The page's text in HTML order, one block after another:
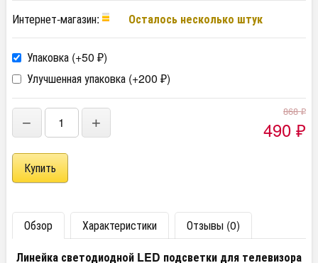
Интернет-магазин:
Осталось несколько штук
Упаковка (+50 ₽)
Улучшенная упаковка (+200 ₽)
− +
868₽
490 ₽
Обзор Характеристики
Отзывы (0)
Линейка светодиодной LED подсветки для телевизора